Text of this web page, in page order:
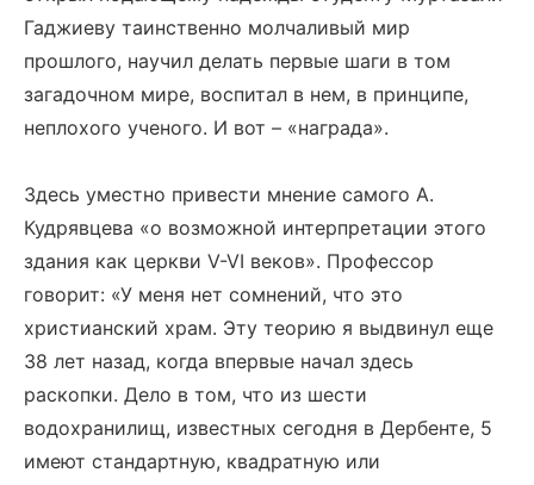
Гаджиеву таинственно молчаливый мир
прошлого, научил делать первые шаги в том
загадочном мире, воспитал в нем, в принципе,
неплохого ученого. И вот – «награда».
Здесь уместно привести мнение самого А.
Кудрявцева «о возможной интерпретации этого
здания как церкви V-VI веков». Профессор
говорит: «У меня нет сомнений, что это
христианский храм. Эту теорию я выдвинул еще
38 лет назад, когда впервые начал здесь
раскопки. Дело в том, что из шести
водохранилищ, известных сегодня в Дербенте, 5
имеют стандартную, квадратную или